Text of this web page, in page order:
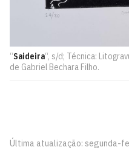
“Saideira“, s/d; Técnica:
de Gabriel Bechara Filho.
Última atualização: segunda-